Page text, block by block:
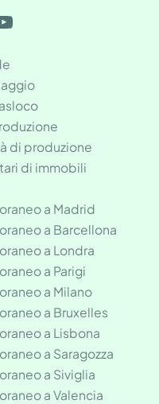
di produzione
di immobili
a Madrid
a Barcellona
a Londra
a Parigi
a Milano
a Bruxelles
a Lisbona
a Saragozza
a Siviglia
a Valencia